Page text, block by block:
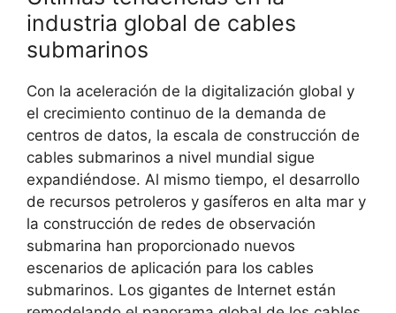
industria global de cables
submarinos
Con la aceleración de la digitalización global y
el crecimiento continuo de la demanda de
centros de datos, la escala de construcción de
cables submarinos a nivel mundial sigue
expandiéndose. Al mismo tiempo, el desarrollo
de recursos petroleros y gasíferos en alta mar y
la construcción de redes de observación
submarina han proporcionado nuevos
escenarios de aplicación para los cables
submarinos. Los gigantes de Internet están